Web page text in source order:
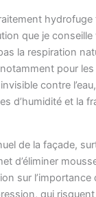
que je
la respiration
pour
contre
d’humidité et la
de la façade,
d’éliminer
sur l’importance
qui risquent